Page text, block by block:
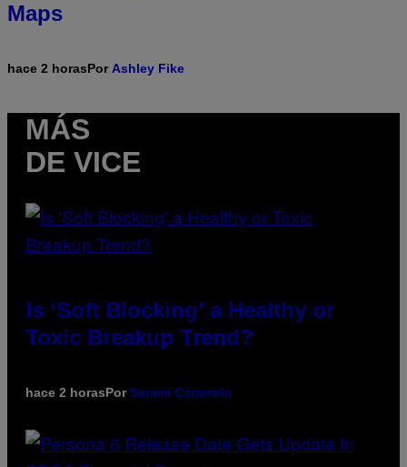
Maps
hace 2 horasPorAshley Fike
MÁS
DE VICE
Is ‘Soft Blocking’ a Healthy or
Toxic Breakup Trend?
hace 2 horasPorSammi Caramela